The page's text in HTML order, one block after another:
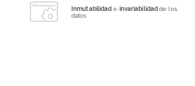
Inmutabilidad e invariabilidadde los
datos